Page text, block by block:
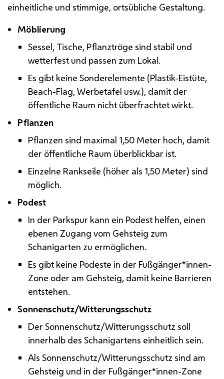
einheitliche und stimmige, ortsübliche Gestaltung.
Möblierung
Sessel, Tische, Pflanztröge sind stabil und
wetterfest und passen zum Lokal.
Es gibt keine Sonderelemente (Plastik-Eistüte,
Beach-Flag, Werbetafel usw.), damit der
öffentliche Raum nicht überfrachtet wirkt.
Pflanzen
Pflanzen sind maximal 1,50 Meter hoch, damit
der öffentliche Raum überblickbar ist.
Einzelne Rankseile (höher als 1,50 Meter) sind
möglich.
Podest
In der Parkspur kann ein Podest helfen, einen
ebenen Zugang vom Gehsteig zum
Schanigarten zu ermöglichen.
Es gibt keine Podeste in der Fußgänger*innen-
Zone oder am Gehsteig, damit keine Barrieren
entstehen.
Sonnenschutz/Witterungsschutz
Der Sonnenschutz/Witterungsschutz soll
innerhalb des Schanigartens einheitlich sein.
Als Sonnenschutz/Witterungsschutz sind am
Gehsteig und in der Fußgänger*innen-Zone